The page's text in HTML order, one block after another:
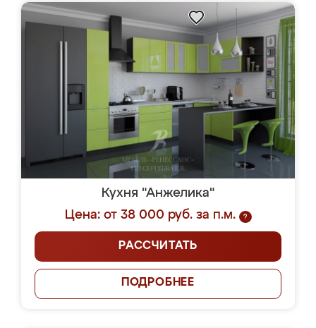
Кухня "Анжелика"
Цена: от 38 000 руб. за п.м.
?
РАССЧИТАТЬ
ПОДРОБНЕЕ